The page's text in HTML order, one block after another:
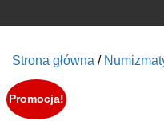
Strona główna /
Promocja!